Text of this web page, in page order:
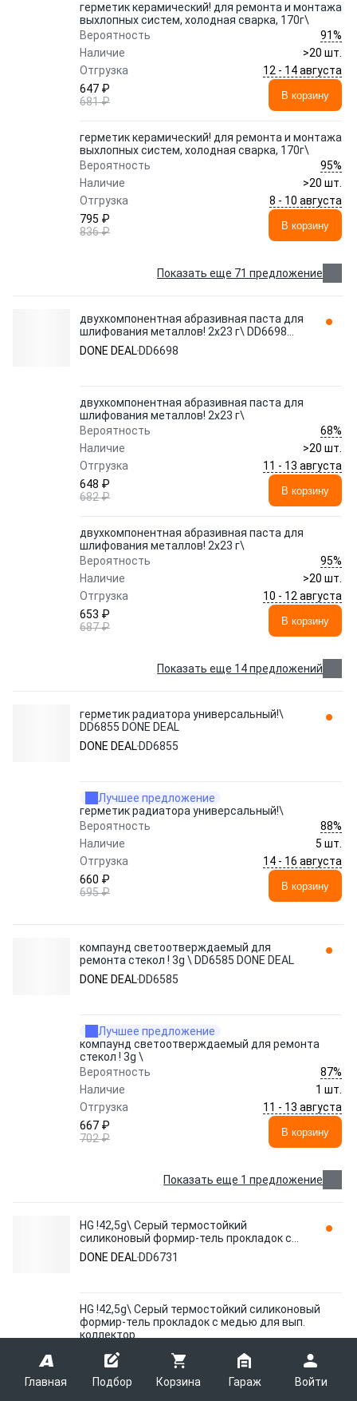
Главная Подбор Корзина Гараж Войти
герметик керамический! для ремонта и монтажа
выхлопных систем, холодная сварка, 170г\
Вероятность
91%
Наличие
>20 шт.
Отгрузка
12 - 14 августа
647 ₽
681 ₽
В корзину
герметик керамический! для ремонта и монтажа
выхлопных систем, холодная сварка, 170г\
Вероятность
95%
Наличие
>20 шт.
Отгрузка
8 - 10 августа
795 ₽
836 ₽
В корзину
Показать еще 71 предложение
двухкомпонентная абразивная паста для
шлифования металлов! 2х23 г\ DD6698
DONE DEAL
DONE DEAL DD6698
двухкомпонентная абразивная паста для
шлифования металлов! 2х23 г\
Вероятность
68%
Наличие
>20 шт.
Отгрузка
11 - 13 августа
648 ₽
682 ₽
В корзину
двухкомпонентная абразивная паста для
шлифования металлов! 2х23 г\
Вероятность
95%
Наличие
>20 шт.
Отгрузка
10 - 12 августа
653 ₽
687 ₽
В корзину
Показать еще 14 предложений
герметик радиатора универсальный!\
DD6855 DONE DEAL
DONE DEAL DD6855
Лучшее предложение
герметик радиатора универсальный!\
Вероятность
88%
Наличие
5 шт.
Отгрузка
14 - 16 августа
660 ₽
695 ₽
В корзину
компаунд светоотверждаемый для
ремонта стекол ! 3g \ DD6585 DONE DEAL
DONE DEAL DD6585
Лучшее предложение
компаунд светоотверждаемый для ремонта
стекол ! 3g \
Вероятность
87%
Наличие
1 шт.
Отгрузка
11 - 13 августа
667 ₽
702 ₽
В корзину
Показать еще 1 предложение
HG !42,5g\ Серый термостойкий
силиконовый формир-тель прокладок с
медью для вып. коллектор. DD6731 DONE
DEAL
DONE DEAL DD6731
HG !42,5g\ Серый термостойкий силиконовый
формир-тель прокладок с медью для вып.
коллектор.
Вероятность
Наличие
16 шт.
Отгрузка
13 - 15 августа